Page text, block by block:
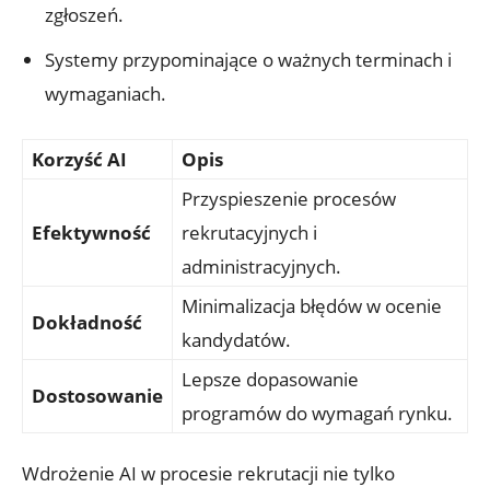
zgłoszeń.
Systemy przypominające o ważnych terminach i
wymaganiach.
Korzyść AI Opis
Efektywność
Przyspieszenie procesów
rekrutacyjnych i
administracyjnych.
Dokładność
Minimalizacja błędów w ocenie
kandydatów.
Dostosowanie
Lepsze dopasowanie
programów do wymagań rynku.
Wdrożenie AI w procesie rekrutacji nie tylko